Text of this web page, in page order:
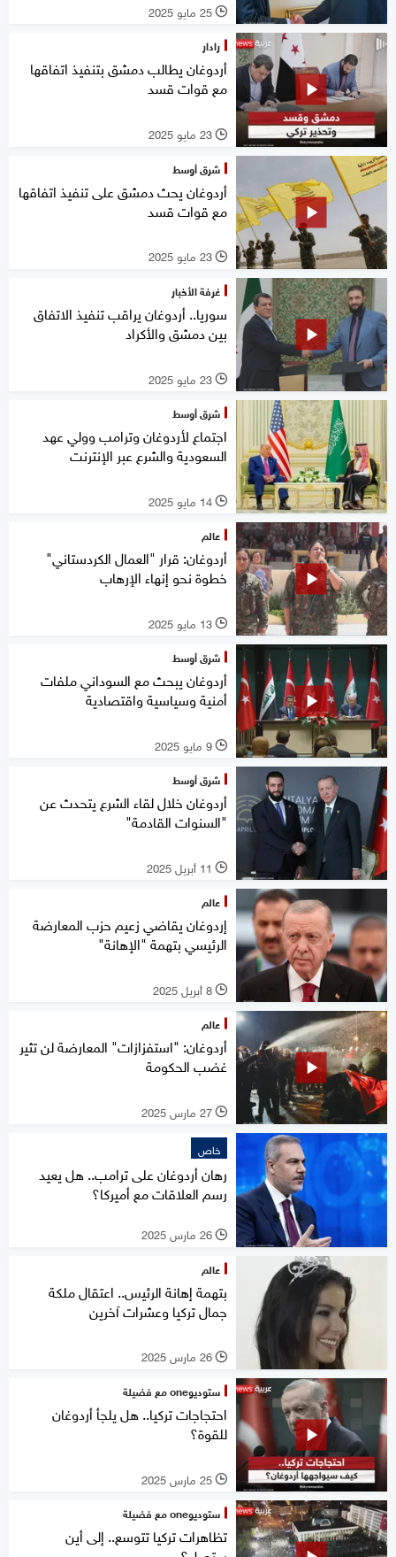
l 25 مايو 2025
رادار
أردوغان يطالب دمشق بتنفيذ اتفاقها
مع قوات قسد
l 23 مايو 2025
شرق أوسط
أردوغان يحث دمشق على تنفيذ اتفاقها
مع قوات قسد
l 23 مايو 2025
غرفة الأخبار
سوريا.. أردوغان يراقب تنفيذ الاتفاق
بين دمشق والأكراد
l 23 مايو 2025
شرق أوسط
اجتماع لأردوغان وترامب وولي عهد
السعودية والشرع عبر الإنترنت
l 14 مايو 2025
عالم
أردوغان: قرار "العمال الكردستاني"
خطوة نحو إنهاء الإرهاب
l 13 مايو 2025
شرق أوسط
أردوغان يبحث مع السوداني ملفات
أمنية وسياسية واقتصادية
l 9 مايو 2025
شرق أوسط
أردوغان خلال لقاء الشرع يتحدث عن
"السنوات القادمة"
l 11 أبريل 2025
عالم
إردوغان يقاضي زعيم حزب المعارضة
الرئيسي بتهمة "الإهانة"
l 8 أبريل 2025
عالم
أردوغان: "استفزازات" المعارضة لن تثير
غضب الحكومة
l 27 مارس 2025
خاص
رهان أردوغان على ترامب.. هل يعيد
رسم العلاقات مع أميركا؟
l 26 مارس 2025
عالم
بتهمة إهانة الرئيس.. اعتقال ملكة
جمال تركيا وعشرات آخرين
l 26 مارس 2025
ستوديوone مع فضيلة
احتجاجات تركيا.. هل يلجأ أردوغان
للقوة؟
l 25 مارس 2025
ستوديوone مع فضيلة
تظاهرات تركيا تتوسع.. إلى أين